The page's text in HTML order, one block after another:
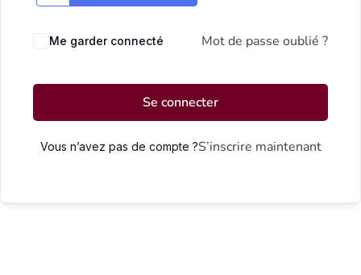
Me garder connecté Mot de passe oublié ?
Se connecter
Vous n’avez pas de compte ?S’inscrire maintenant